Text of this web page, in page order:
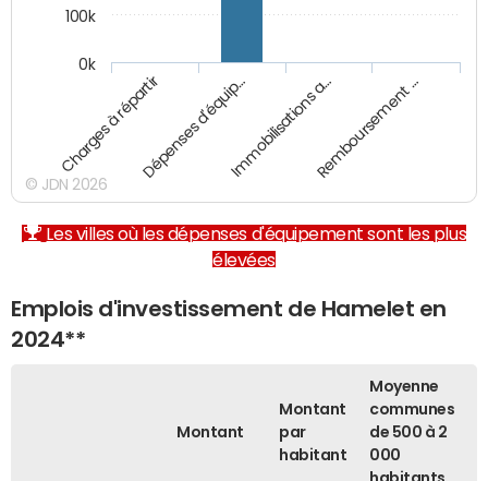
Charges à répartirDépenses d'équip…Immobilisations a…Remboursement …
0k
100k
© JDN 2026
Les villes où les dépenses d'équipement sont les plus
élevées
Emplois d'investissement de Hamelet en
2024**
Montant
Montant
par
habitant
Moyenne
communes
de 500 à 2
000
habitants